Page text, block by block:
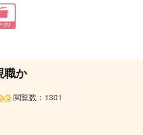
ゴリ
職か
閲覧数：1301